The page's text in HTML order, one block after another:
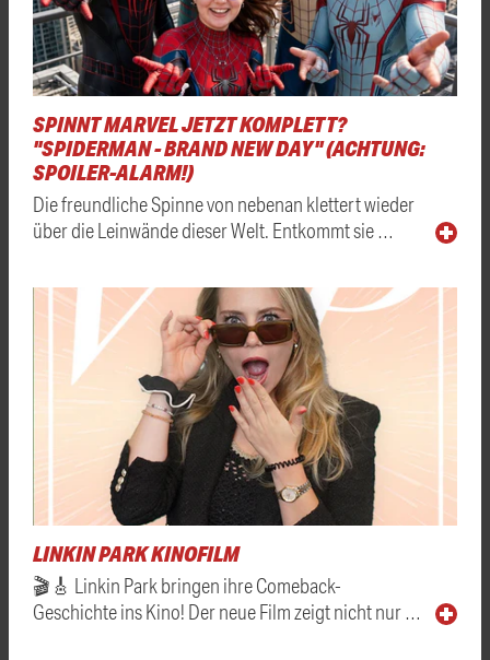
SPINNT MARVEL JETZT KOMPLETT?
"SPIDERMAN - BRAND NEW DAY" (ACHTUNG:
SPOILER-ALARM!)
Die freundliche Spinne von nebenan klettert wieder
über die Leinwände dieser Welt. Entkommt sie …
LINKIN PARK KINOFILM
🎬🎸 Linkin Park bringen ihre Comeback-
Geschichte ins Kino! Der neue Film zeigt nicht nur …